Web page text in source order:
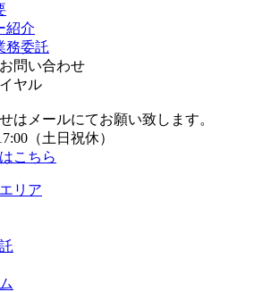
紹介
務委託
問い合わせ
ヤル
はメールにてお願い致します。
（土日祝休）
こちら
リア